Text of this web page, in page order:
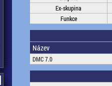
Ex-skupina
Funkce
Název
DMC 7.0